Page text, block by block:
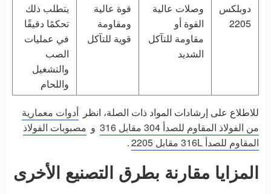
دوبلكس
2205
وصلات عالية
القوة أو
مقاومة للتآكل
الشديد
قوة عالية
ومقاومة
قوية للتآكل
يتطلب ذلك
تحكمًا دقيقًا
في عمليات
الصب
والتشغيل
واللحام
للاطلاع على إرشادات المواد ذات الصلة، انظر أدوات معمارية
من الفولاذ المقاوم للصدأ 304 مقابل 316
و مصبوبات الفولاذ
المقاوم للصدأ 316L مقابل 2205
.
المزايا مقارنة بطرق التصنيع الأخرى